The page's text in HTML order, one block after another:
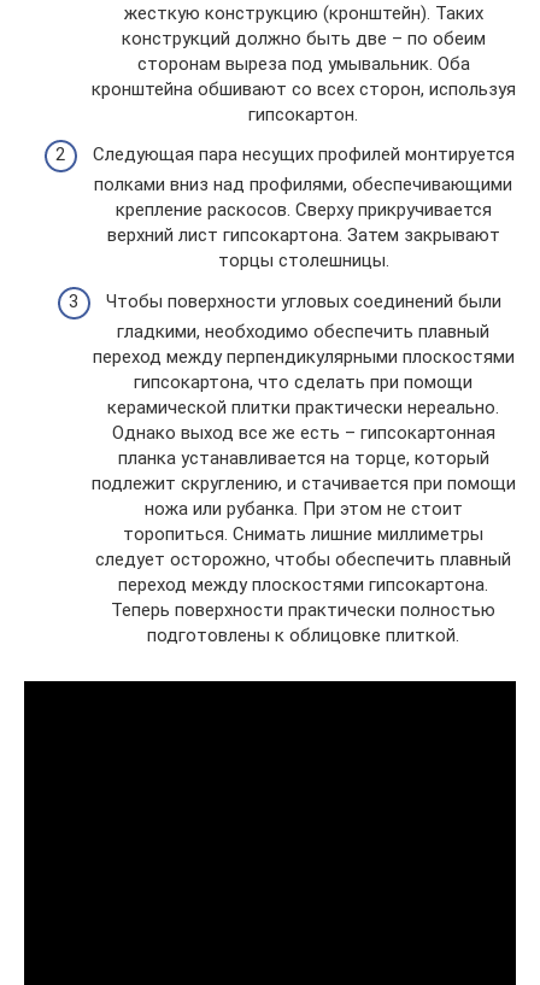
жесткую конструкцию (кронштейн). Таких
конструкций должно быть две – по обеим
сторонам выреза под умывальник. Оба
кронштейна обшивают со всех сторон, используя
гипсокартон.
Следующая пара несущих профилей монтируется
полками вниз над профилями, обеспечивающими
крепление раскосов. Сверху прикручивается
верхний лист гипсокартона. Затем закрывают
торцы столешницы.
Чтобы поверхности угловых соединений были
гладкими, необходимо обеспечить плавный
переход между перпендикулярными плоскостями
гипсокартона, что сделать при помощи
керамической плитки практически нереально.
Однако выход все же есть – гипсокартонная
планка устанавливается на торце, который
подлежит скруглению, и стачивается при помощи
ножа или рубанка. При этом не стоит
торопиться. Снимать лишние миллиметры
следует осторожно, чтобы обеспечить плавный
переход между плоскостями гипсокартона.
Теперь поверхности практически полностью
подготовлены к облицовке плиткой.